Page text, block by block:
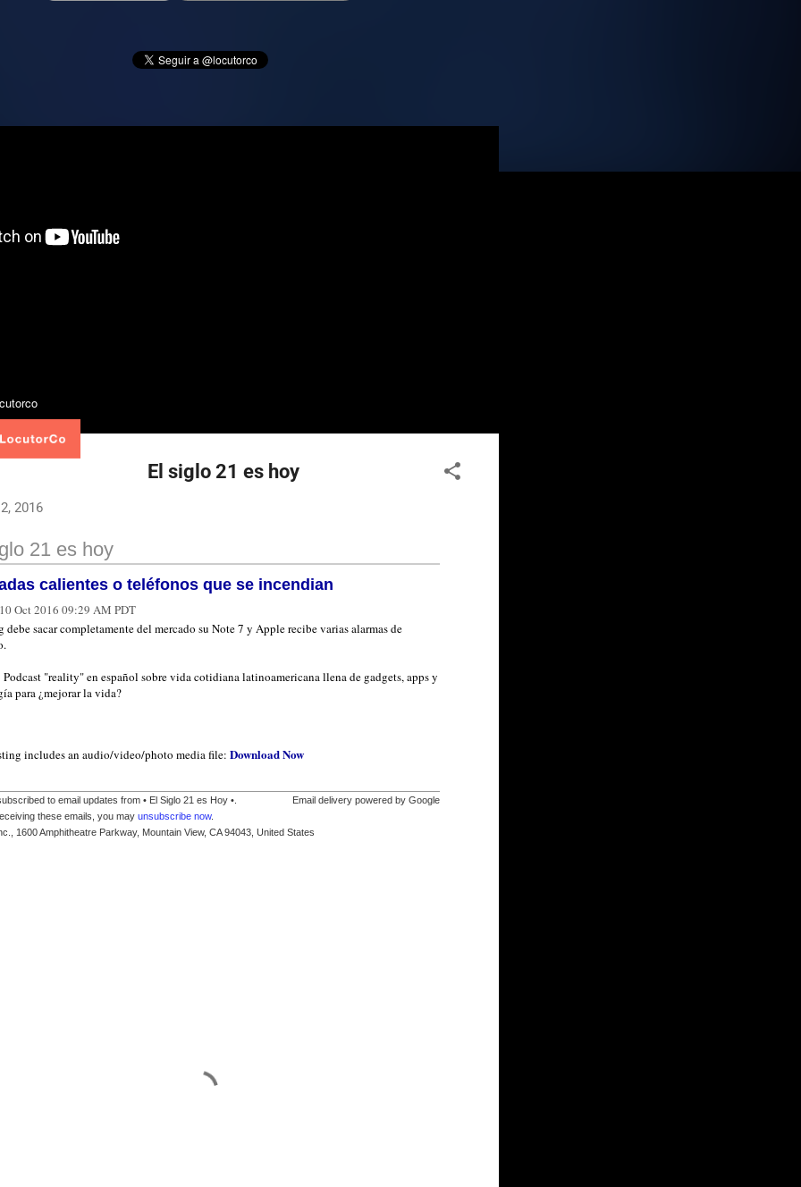
El siglo 21 es hoy
2016
21 es hoy
calientes o teléfonos que se incendian
10 Oct 2016 09:29 AM PDT
debe sacar completamente del mercado su Note 7 y Apple recibe varias alarmas de
"reality" en español sobre vida cotidiana latinoamericana llena de gadgets, apps y
para ¿mejorar la vida?
includes an audio/video/photo media file: Download Now
to email updates from • El Siglo 21 es Hoy •.
these emails, you may unsubscribe now.
Email delivery powered by Google
1600 Amphitheatre Parkway, Mountain View, CA 94043, United States